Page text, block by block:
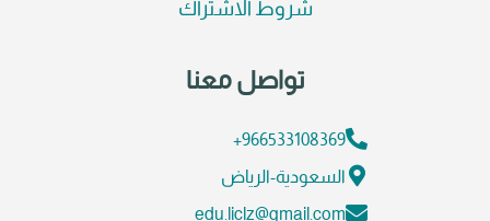
شروط الاشتراك
تواصل معنا
966533108369+
السعودية-الرياض
edu.liclz@gmail.com